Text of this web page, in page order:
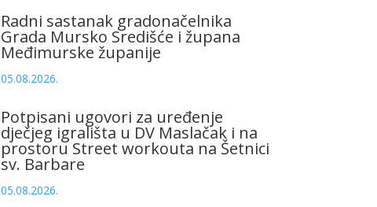
Radni sastanak gradonačelnika
Grada Mursko Središće i župana
Međimurske županije
05.08.2026.
Potpisani ugovori za uređenje
dječjeg igrališta u DV Maslačak i na
prostoru Street workouta na Šetnici
sv. Barbare
05.08.2026.